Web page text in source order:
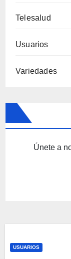
Telesalud
Usuarios
Variedades
Únete a
USUARIOS